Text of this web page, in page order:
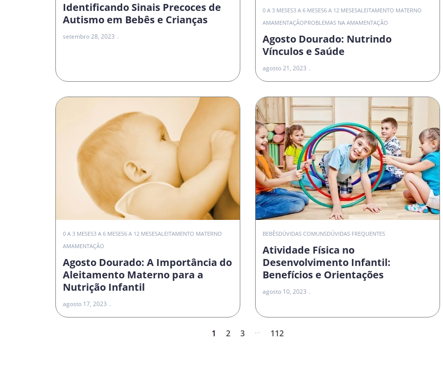
Identificando Sinais Precoces de
Autismo em Bebês e Crianças
setembro 28, 2023
0 A 3 MESES3 A 6 MESES6 A 12 MESESALEITAMENTO MATERNO
AMAMENTAÇÃOPROBLEMAS NA AMAMENTAÇÃO
Agosto Dourado: Nutrindo
Vínculos e Saúde
agosto 21, 2023
0 A 3 MESES3 A 6 MESES6 A 12 MESESALEITAMENTO MATERNO
AMAMENTAÇÃO
Agosto Dourado: A Importância do
Aleitamento Materno para a
Nutrição Infantil
agosto 17, 2023
BEBÊSDÚVIDAS COMUNSDÚVIDAS FREQUENTES
Atividade Física no
Desenvolvimento Infantil:
Benefícios e Orientações
agosto 10, 2023
1 2 3 ... 112